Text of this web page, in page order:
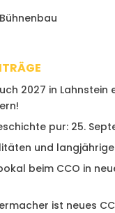
2027 in Lahnstein
pur: 25.
und
beim CCO in
ist neues